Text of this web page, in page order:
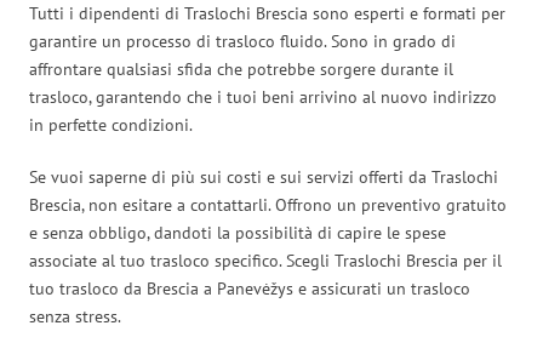
Tutti i dipendenti di Traslochi Brescia sono esperti e formati per
garantire un processo di trasloco fluido. Sono in grado di
affrontare qualsiasi sfida che potrebbe sorgere durante il
trasloco, garantendo che i tuoi beni arrivino al nuovo indirizzo
in perfette condizioni.
Se vuoi saperne di più sui costi e sui servizi offerti da Traslochi
Brescia, non esitare a contattarli. Offrono un preventivo gratuito
e senza obbligo, dandoti la possibilità di capire le spese
associate al tuo trasloco specifico. Scegli Traslochi Brescia per il
tuo trasloco da Brescia a Panevėžys e assicurati un trasloco
senza stress.